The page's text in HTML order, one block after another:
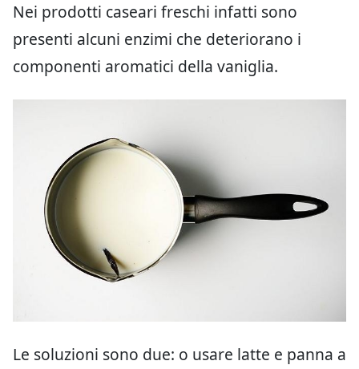
Nei prodotti caseari freschi infatti sono
presenti alcuni enzimi che deteriorano i
componenti aromatici della vaniglia.
Le soluzioni sono due: o usare latte e panna a